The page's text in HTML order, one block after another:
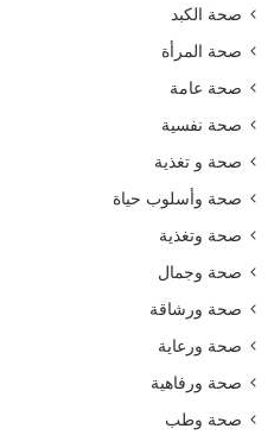
صحة الكبد
صحة المرأة
صحة عامة
صحة نفسية
صحة و تغذية
صحة وأسلوب حياة
صحة وتغذية
صحة وجمال
صحة ورشاقة
صحة ورعاية
صحة ورفاهية
صحة وطب